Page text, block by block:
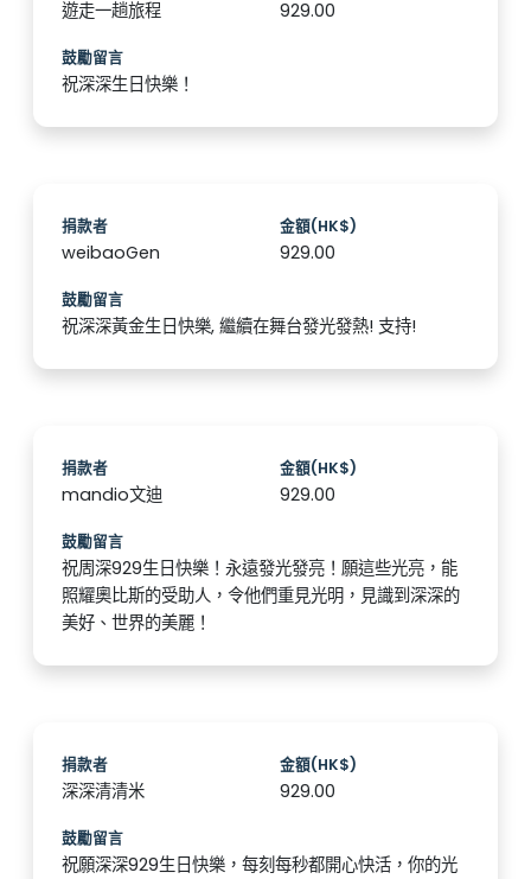
遊走一趟旅程 929.00
鼓勵留言
祝深深生日快樂！
捐款者
weibaoGen
金額(HK$)
929.00
鼓勵留言
祝深深黃金生日快樂, 繼續在舞台發光發熱! 支持!
捐款者
mandio文迪
金額(HK$)
929.00
鼓勵留言
祝周深929生日快樂！永遠發光發亮！願這些光亮，能
照耀奧比斯的受助人，令他們重見光明，見識到深深的
美好、世界的美麗！
捐款者
深深清清米
金額(HK$)
929.00
鼓勵留言
祝願深深929生日快樂，每刻每秒都開心快活，你的光